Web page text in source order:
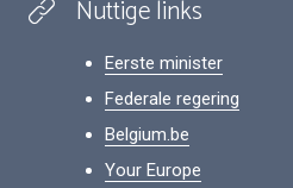
Nuttige links
Eerste minister
Federale regering
Belgium.be
Your Europe